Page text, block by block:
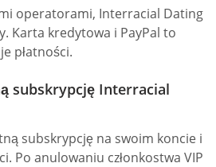
operatorami, Interracial Dating
Karta kredytowa i PayPal to
płatności.
subskrypcję Interracial
subskrypcję na swoim koncie i
Po anulowaniu członkostwa VIP